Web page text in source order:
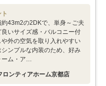
43m2の2DKで、単身～ご夫
いサイズ感・バルコニー付
や外の空気を取り入れやすい
ンプルな内装のため、好み
ーム・ア…
ロンティアホーム京都店